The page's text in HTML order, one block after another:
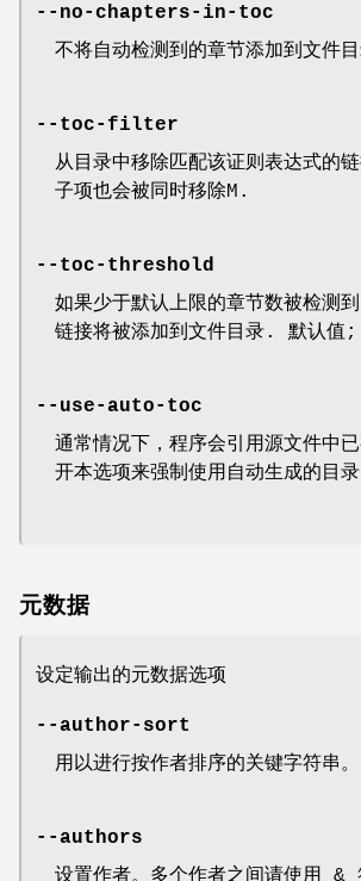
--no-chapters-in-toc
不将自动检测到的章节添加到文件目
--toc-filter
从目录中移除匹配该证则表达式的
子项也会被同时移除M.
--toc-threshold
如果少于默认上限的章节数被检测
链接将被添加到文件目录. 默认值
--use-auto-toc
通常情况下，程序会引用源文件中
开本选项来强制使用自动生成的目录
元数据
设定输出的元数据选项
--author-sort
用以进行按作者排序的关键字符串。
--authors
设置作者。多个作者之间请使用 &